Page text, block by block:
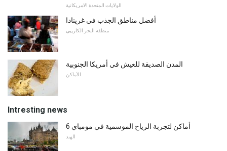
الولايات المتحدة الامريكانية
أفضل مناطق الجذب في غرينادا
منطقة البحر الكاريبي
المدن الصديقة للعيش في أمريكا الجنوبية
الأماكن
Intresting news
6 أماكن لتجربة الرياح الموسمية في مومباي
الهند